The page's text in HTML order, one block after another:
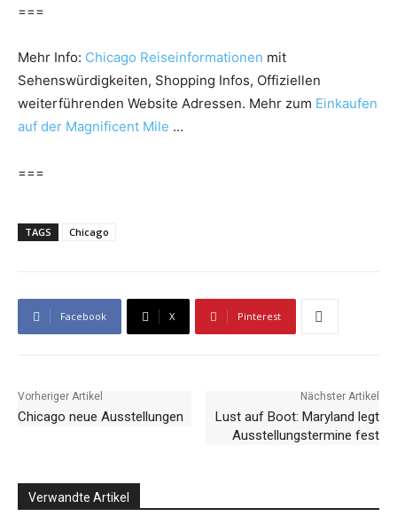
===
Mehr Info: Chicago Reiseinformationen mit
Sehenswürdigkeiten, Shopping Infos, Offiziellen
weiterführenden Website Adressen. Mehr zum Einkaufen
auf der Magnificent Mile …
===
TAGS Chicago
Facebook X Pinterest
Vorheriger Artikel
Chicago neue Ausstellungen
Nächster Artikel
Lust auf Boot: Maryland legt
Ausstellungstermine fest
Verwandte Artikel